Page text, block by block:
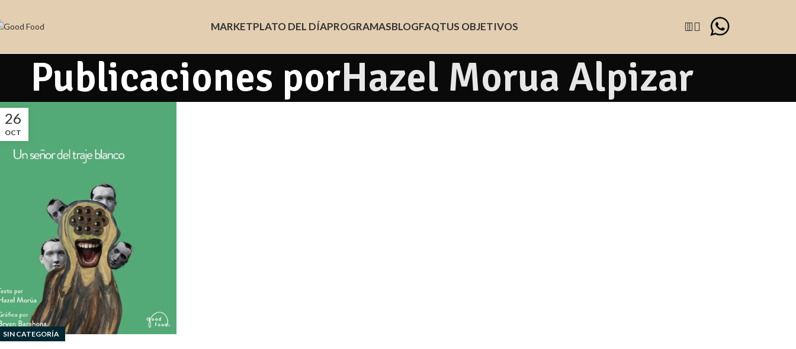
MARKETPLATO DEL DÍAPROGRAMASBLOGFAQTUS OBJETIVOS
Publicaciones porHazel Morua Alpizar
26
OCT
SIN CATEGORÍA